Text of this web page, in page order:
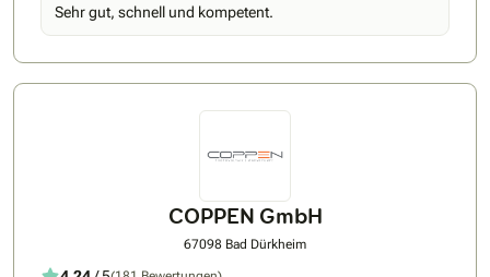
geht’s mit unserer Nummer-1-Empfehlung: ✅ Persönliche
Begleitung – Sie erhalten einen festen Energieexperten an
Speicher und Smart Home aus einer Hand, aufeinander
Partnernetzwerk - Erhalten Sie Zugang zu führenden Marken
durch geprüfte Meisterbetriebe aus Ihrer Region ✅
Energiemanagement-App - Mit der abgestimmten Lösung
wird Ihre Hardware sicher und einfach über eine App
Sehr gut, schnell und kompetent.
COPPEN GmbH
67098 Bad Dürkheim